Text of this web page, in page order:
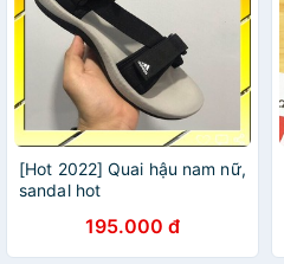
[Hot 2022] Quai hậu nam nữ,
sandal hot
195.000 đ